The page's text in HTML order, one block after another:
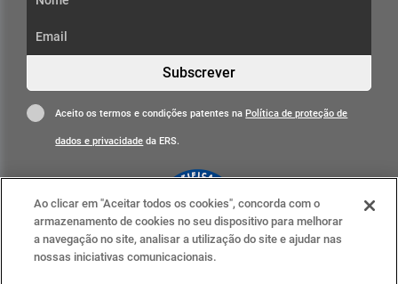
Subscrever
Aceito os termos e condições patentes naPolítica de proteção de
dados e privacidade da ERS.
Clique para mais informações
Ao clicar em "Aceitar todos os cookies", concorda com o
armazenamento de cookies no seu dispositivo para melhorar
a navegação no site, analisar a utilização do site e ajudar nas
nossas iniciativas comunicacionais.